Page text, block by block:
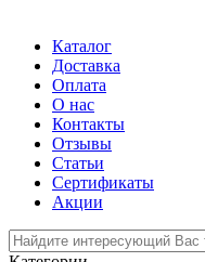
Каталог
Доставка
Оплата
О нас
Контакты
Отзывы
Статьи
Сертификаты
Акции